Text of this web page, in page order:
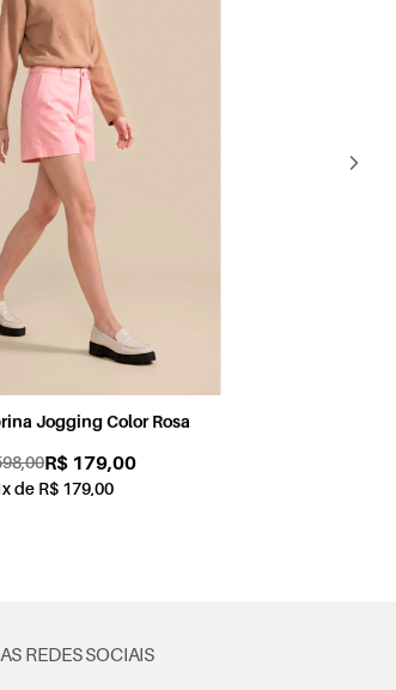
Jogging Color Petróleo
R$ 179,00
1x de R$ 179,00
REDES SOCIAIS